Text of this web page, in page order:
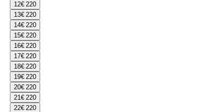
12€ 220
13€ 220
14€ 220
15€ 220
16€ 220
17€ 220
18€ 220
19€ 220
20€ 220
21€ 220
22€ 220